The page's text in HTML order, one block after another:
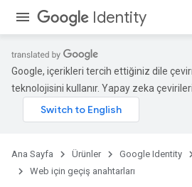
Identity
Google, içerikleri tercih ettiğiniz dile
teknolojisini kullanır. Yapay zeka
Ana Sayfa Ürünler Google Identity
Web için geçiş anahtarları